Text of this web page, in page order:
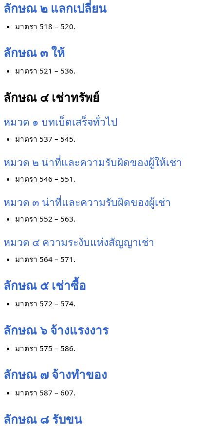
ลักษณ ๒ แลกเปลี่ยน
มาตรา 518 – 520.
ลักษณ ๓ ให้
มาตรา 521 – 536.
ลักษณ ๔ เช่าทรัพย์
หมวด ๑ บทเบ็ดเสร็จทั่วไป
มาตรา 537 – 545.
หมวด ๒ น่าที่และความรับผิดของผู้ให้เช่า
มาตรา 546 – 551.
หมวด ๓ น่าที่และความรับผิดของผู้เช่า
มาตรา 552 – 563.
หมวด ๔ ความระงับแห่งสัญญาเช่า
มาตรา 564 – 571.
ลักษณ ๕ เช่าซื้อ
มาตรา 572 – 574.
ลักษณ ๖ จ้างแรงงาร
มาตรา 575 – 586.
ลักษณ ๗ จ้างทำของ
มาตรา 587 – 607.
ลักษณ ๘ รับขน